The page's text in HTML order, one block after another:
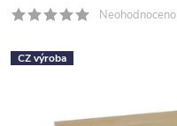
Neohodnoceno
CZ výroba